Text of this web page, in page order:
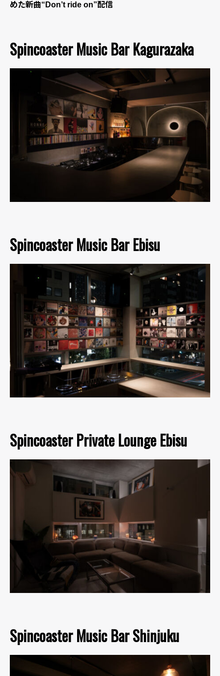
めた新曲“Don’t ride on”配信
Spincoaster Music Bar Kagurazaka
Spincoaster Music Bar Ebisu
Spincoaster Private Lounge Ebisu
Spincoaster Music Bar Shinjuku